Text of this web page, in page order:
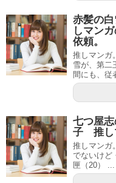
赤髪の
しマン
依頼。
推しマンガ
雪が、第二
間にも、従
七つ屋
子 推し
推しマンガ
でないけど
匣（20） ...